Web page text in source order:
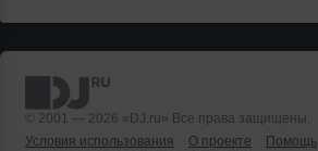
© 2001 — 2026 «DJ.ru» Все права защищены.
Условия использования
О проекте Помощь